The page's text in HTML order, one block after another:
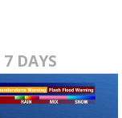
7 DAYS